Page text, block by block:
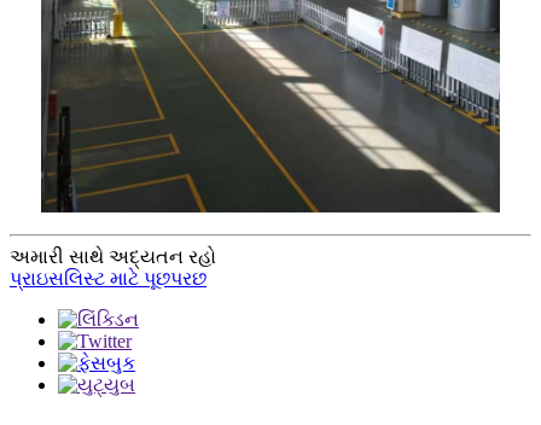
અમારી સાથે અદ્યતન રહો
પ્રાઇસલિસ્ટ માટે પૂછપરછ